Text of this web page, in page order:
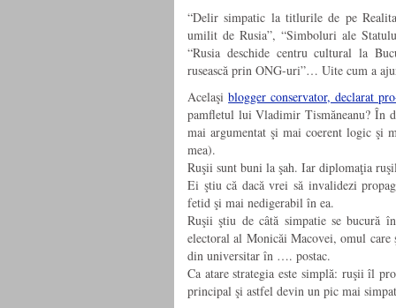
“Delir simpatic la titlurile de pe
umilit de Rusia”, “Simboluri ale
“Rusia deschide centru cultural la
rusească prin ONG-uri”… Uite cum a
Acelaşiblogger conservator, declarat
pamfletul lui Vladimir Tismăneanu? În
mai argumentat şi mai coerent logic şi
mea).
Ruşii sunt buni la şah. Iar diplomaţia
Ei ştiu că dacă vrei să invalidezi
fetid şi mai nedigerabil în ea.
Ruşii ştiu de câtă simpatie se bucură
electoral al Monicăi Macovei, omul care
din universitar în …. postac.
Ca atare strategia este simplă: ruşii îl
principal şi astfel devin un pic mai